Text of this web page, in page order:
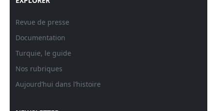
Revue de presse
Documentation
Turquie, le guide
Nos rubriques
Aujourd’hui dans l’histoire